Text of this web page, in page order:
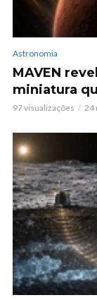
Astronomia
MAVEN
miniatura
97 visualizações 24